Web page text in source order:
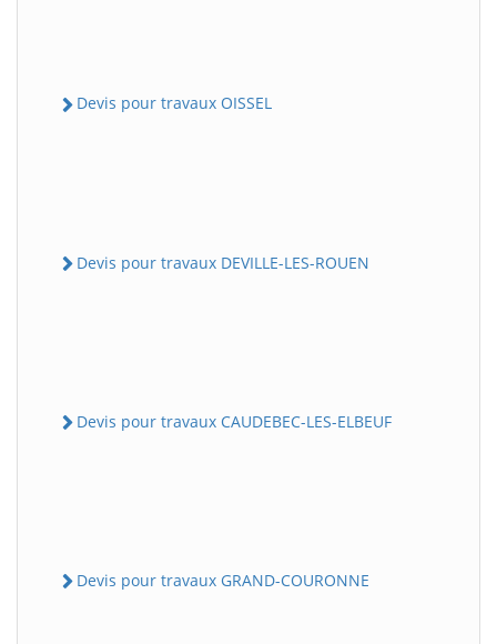
Devis pour travaux OISSEL
Devis pour travaux DEVILLE-LES-ROUEN
Devis pour travaux CAUDEBEC-LES-ELBEUF
Devis pour travaux GRAND-COURONNE